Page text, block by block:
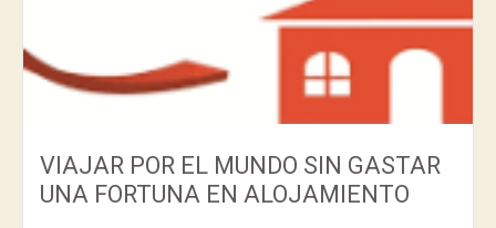
VIAJAR POR EL MUNDO SIN GASTAR
UNA FORTUNA EN ALOJAMIENTO